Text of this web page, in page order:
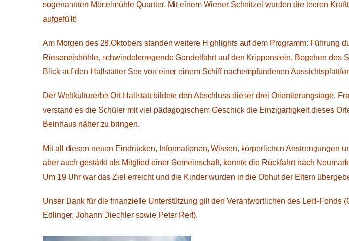
sogenannten Mörtelmühle Quartier. Mit einem Wiener Schnitzel wurden die leeren
aufgefüllt!
Am Morgen des 28.Oktobers standen weitere Highlights auf dem Programm: Führung
Rieseneishöhle, schwindelerregende Gondelfahrt auf den Krippenstein, Begehen des
Blick auf den Hallstätter See von einer einem Schiff nachempfundenen
Der Weltkulturerbe Ort Hallstatt bildete den Abschluss dieser drei Orientierungstage.
verstand es die Schüler mit viel pädagogischem Geschick die Einzigartigkeit dieses
Beinhaus näher zu bringen.
Mit all diesen neuen Eindrücken, Informationen, Wissen, körperlichen Anstrengungen
aber auch gestärkt als Mitglied einer Gemeinschaft, konnte die Rückfahrt nach
Um 19 Uhr war das Ziel erreicht und die Kinder wurden in die Obhut der Eltern
Unser Dank für die finanzielle Unterstützung gilt den Verantwortlichen des Leitl-Fonds
Edlinger, Johann Diechler sowie Peter Reif).